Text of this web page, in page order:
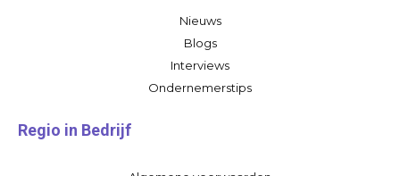
Nieuws
Blogs
Interviews
Ondernemerstips
Regio in Bedrijf